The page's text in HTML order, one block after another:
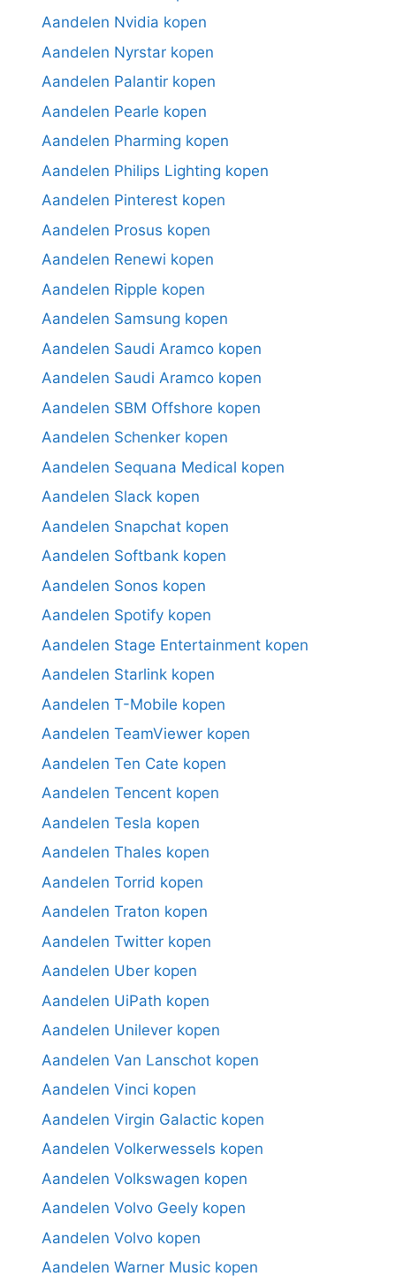
Aandelen Nvidia kopen
Aandelen Nyrstar kopen
Aandelen Palantir kopen
Aandelen Pearle kopen
Aandelen Pharming kopen
Aandelen Philips Lighting kopen
Aandelen Pinterest kopen
Aandelen Prosus kopen
Aandelen Renewi kopen
Aandelen Ripple kopen
Aandelen Samsung kopen
Aandelen Saudi Aramco kopen
Aandelen Saudi Aramco kopen
Aandelen SBM Offshore kopen
Aandelen Schenker kopen
Aandelen Sequana Medical kopen
Aandelen Slack kopen
Aandelen Snapchat kopen
Aandelen Softbank kopen
Aandelen Sonos kopen
Aandelen Spotify kopen
Aandelen Stage Entertainment kopen
Aandelen Starlink kopen
Aandelen T-Mobile kopen
Aandelen TeamViewer kopen
Aandelen Ten Cate kopen
Aandelen Tencent kopen
Aandelen Tesla kopen
Aandelen Thales kopen
Aandelen Torrid kopen
Aandelen Traton kopen
Aandelen Twitter kopen
Aandelen Uber kopen
Aandelen UiPath kopen
Aandelen Unilever kopen
Aandelen Van Lanschot kopen
Aandelen Vinci kopen
Aandelen Virgin Galactic kopen
Aandelen Volkerwessels kopen
Aandelen Volkswagen kopen
Aandelen Volvo Geely kopen
Aandelen Volvo kopen
Aandelen Warner Music kopen